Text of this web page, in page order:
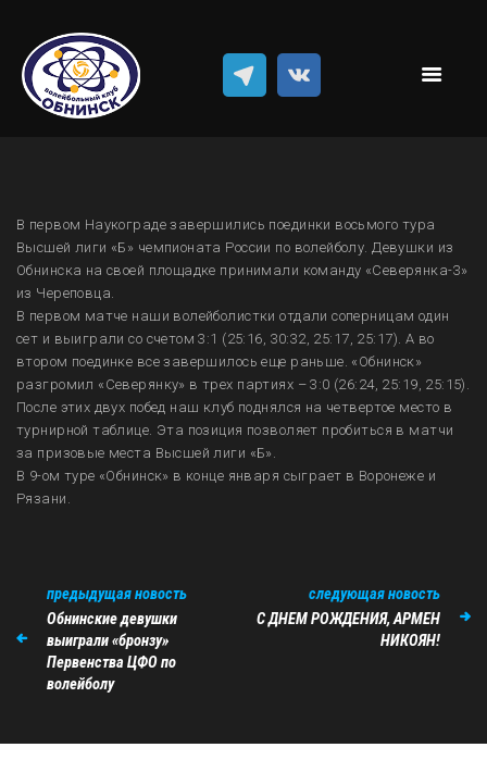
Новости
Классический волейбол
Пляжный волейбол
В первом Наукограде завершились поединки восьмого тура
Высшей лиги «Б» чемпионата России по волейболу. Девушки из
Обнинска на своей площадке принимали команду «Северянка-3»
из Череповца.
В первом матче наши волейболистки отдали соперницам один
сет и выиграли со счетом 3:1 (25:16, 30:32, 25:17, 25:17). А во
втором поединке все завершилось еще раньше. «Обнинск»
разгромил «Северянку» в трех партиях – 3:0 (26:24, 25:19, 25:15).
После этих двух побед наш клуб поднялся на четвертое место в
турнирной таблице. Эта позиция позволяет пробиться в матчи
за призовые места Высшей лиги «Б».
В 9-ом туре «Обнинск» в конце января сыграет в Воронеже и
Рязани.
предыдущая новость
Обнинские девушки
выиграли «бронзу»
Первенства ЦФО по
волейболу
следующая новость
С ДНЕМ РОЖДЕНИЯ, АРМЕН
НИКОЯН!